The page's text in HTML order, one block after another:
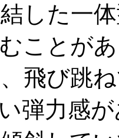
した一
ことが
飛び跳
弾力感